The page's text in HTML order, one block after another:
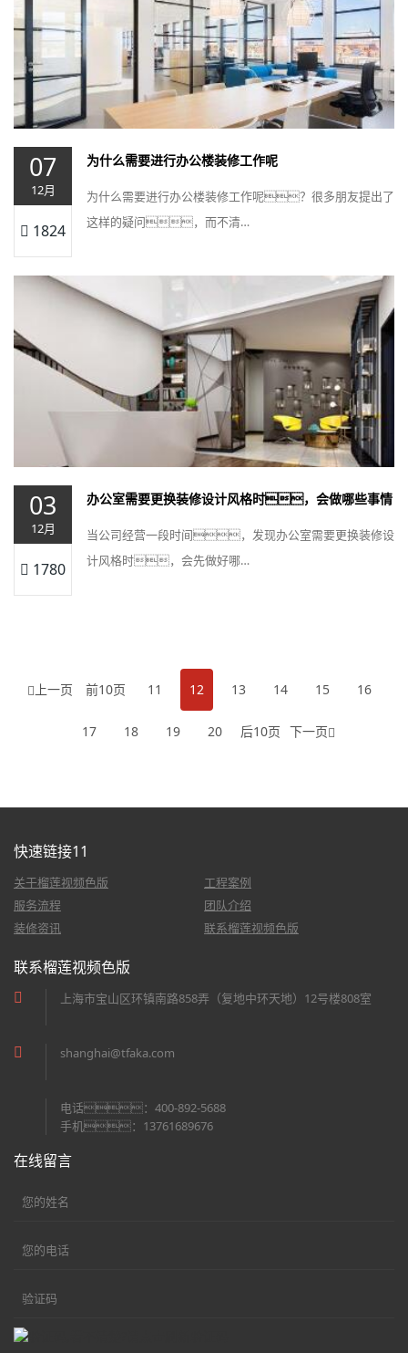
07
12月
1824
为什么需要进行办公楼装修工作呢
为什么需要进行办公楼装修工作呢？很多朋友提出了
这样的疑问，而不清…
03
12月
1780
办公室需要更换装修设计风格时，会做哪些事情
当公司经营一段时间，发现办公室需要更换装修设
计风格时，会先做好哪…
上一页 前10页 11 12 13 14 15 16
17 18 19 20 后10页 下一页
快速链接11
关于榴莲视频色版
工程案例
服务流程
团队介绍
装修资讯
联系榴莲视频色版
联系榴莲视频色版
上海市宝山区环镇南路858弄（复地中环天地）12号楼808室
shanghai@tfaka.com
电话：400-892-5688
手机：13761689676
在线留言